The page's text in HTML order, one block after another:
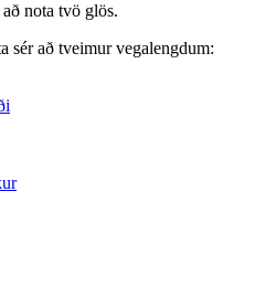
nota tvö glös.
sér að tveimur vegalengdum: